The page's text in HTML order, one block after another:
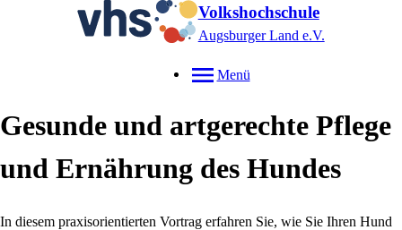
Volkshochschule
Augsburger Land e.V.
Menü
Gesunde und artgerechte Pflege
und Ernährung des Hundes
In diesem praxisorientierten Vortrag erfahren Sie, wie Sie Ihren Hund